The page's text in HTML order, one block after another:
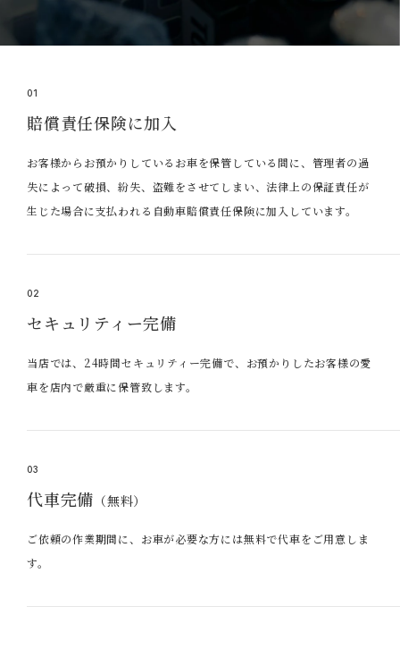
01
賠償責任保険に加入
お客様からお預かりしているお車を保管している間に、管理者の過
失によって破損、紛失、盗難をさせてしまい、法律上の保証責任が
生じた場合に支払われる自動車賠償責任保険に加入しています。
02
セキュリティー完備
当店では、24時間セキュリティー完備で、お預かりしたお客様の愛
車を店内で厳重に保管致します。
03
代車完備 （無料）
ご依頼の作業期間に、お車が必要な方には無料で代車をご用意しま
す。